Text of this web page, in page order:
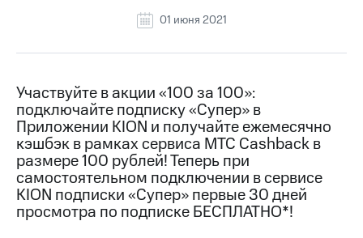
Тарифы
Услуги
Роуминг
Семейная
группа
Акции
Скидка 30%
на связь
Тарифы
RED,
РИИЛ
и МТС
01 июня 2021
Участвуйте в акции «100 за 100»:
подключайте подписку «Супер» в
Приложении KION и получайте ежемесячно
кэшбэк в рамках сервиса МТС Cashback в
размере 100 рублей! Теперь при
самостоятельном подключении в сервисе
KION подписки «Супер» первые 30 дней
просмотра по подписке БЕСПЛАТНО*!